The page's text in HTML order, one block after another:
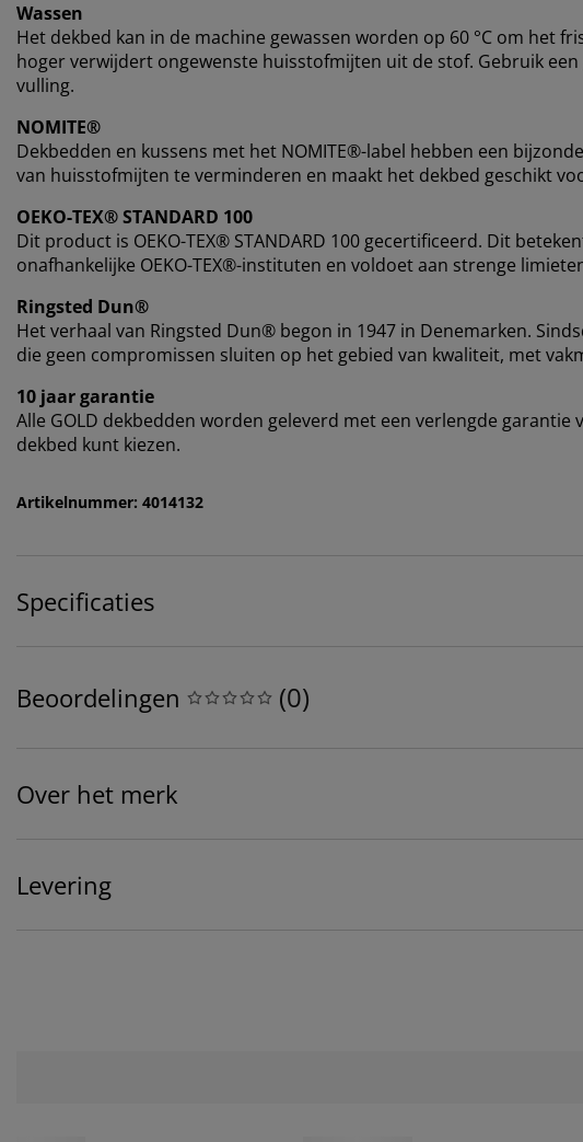
Wassen
Het dekbed kan in de machine gewassen worden op 60 °C om het
hoger verwijdert ongewenste huisstofmijten uit de stof. Gebruik
vulling.
NOMITE®
Dekbedden en kussens met het NOMITE®-label hebben een
van huisstofmijten te verminderen en maakt het dekbed geschikt
OEKO-TEX® STANDARD 100
Dit product is OEKO-TEX® STANDARD 100 gecertificeerd. Dit
onafhankelijke OEKO-TEX®-instituten en voldoet aan strenge
Ringsted Dun®
Het verhaal van Ringsted Dun® begon in 1947 in Denemarken.
die geen compromissen sluiten op het gebied van kwaliteit, met
10 jaar garantie
Alle GOLD dekbedden worden geleverd met een verlengde
dekbed kunt kiezen.
Artikelnummer: 4014132
Specificaties
Beoordelingen (0)
Over het merk
Levering